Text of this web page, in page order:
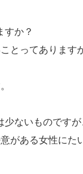
すか？
とってあります
ないものです
がある女性にた